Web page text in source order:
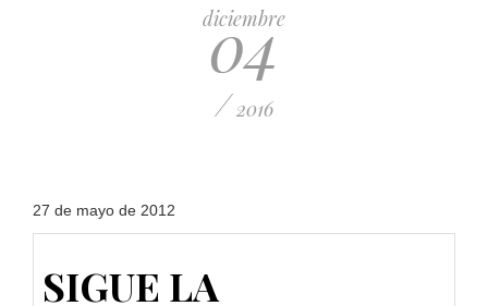
diciembre
04
/ 2016
27 de mayo de 2012
SIGUE LA